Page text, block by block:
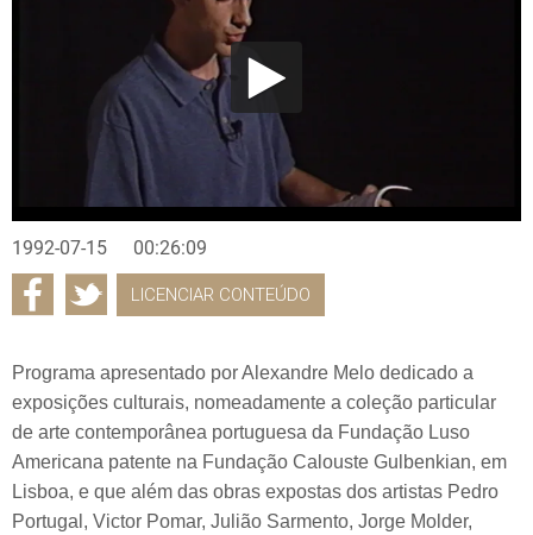
1992-07-15 00:26:09
LICENCIAR CONTEÚDO
Programa apresentado por Alexandre Melo dedicado a
exposições culturais, nomeadamente a coleção particular
de arte contemporânea portuguesa da Fundação Luso
Americana patente na Fundação Calouste Gulbenkian, em
Lisboa, e que além das obras expostas dos artistas Pedro
Portugal, Victor Pomar, Julião Sarmento, Jorge Molder,